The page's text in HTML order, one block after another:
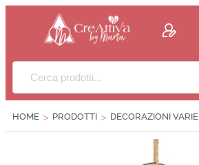
HOME > PRODOTTI > DECORAZIONI VARIE